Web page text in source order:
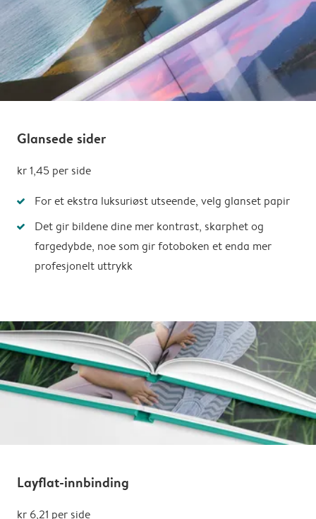
Glansede sider
kr 1,45 per side
For et ekstra luksuriøst utseende, velg glanset papir
Det gir bildene dine mer kontrast, skarphet og
fargedybde, noe som gir fotoboken et enda mer
profesjonelt uttrykk
Layflat-innbinding
kr 6,21 per side